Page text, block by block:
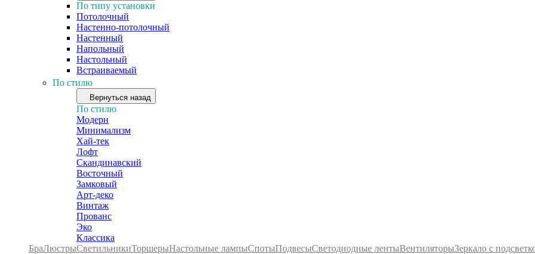
По типу установки
Потолочный
Настенно-потолочный
Настенный
Напольный
Настольный
Встраиваемый
По стилю
Вернуться назад
По стилю
Модерн
Минимализм
Хай-тек
Лофт
Скандинавский
Восточный
Замковый
Арт-деко
Винтаж
Прованс
Эко
Классика
БраЛюстрыСветильникиТоршерыНастольные лампыСпотыПодвесыСветодиодные лентыВентиляторыЗеркало с